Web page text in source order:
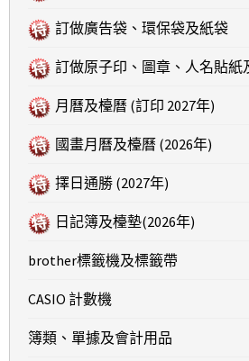
訂做廣告袋、環保袋及紙袋
訂做原子印、圖章、人名貼紙
月曆及檯曆 (訂印 2027年)
國畫月曆及檯曆 (2026年)
擇日通勝 (2027年)
日記簿及檯墊(2026年)
brother標籤機及標籤帶
CASIO 計數機
簿類、單據及會計用品